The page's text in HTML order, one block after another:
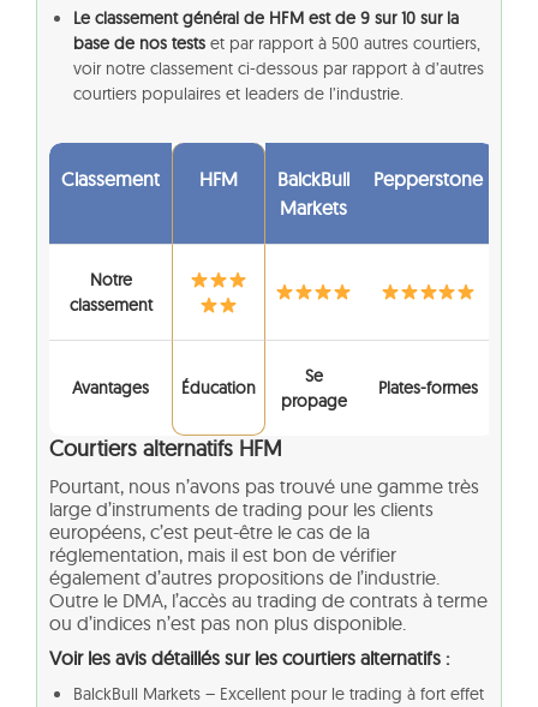
Le classement général de HFM est de 9 sur 10 sur la
base de nos tests et par rapport à 500 autres courtiers,
voir notre classement ci-dessous par rapport à d’autres
courtiers populaires et leaders de l’industrie.
Classement HFM
BalckBull
Markets
Pepperstone
Notre
classement
Avantages Éducation
Se
propage
Plates-formes
Courtiers alternatifs HFM
Pourtant, nous n’avons pas trouvé une gamme très
large d’instruments de trading pour les clients
européens, c’est peut-être le cas de la
réglementation, mais il est bon de vérifier
également d’autres propositions de l’industrie.
Outre le DMA, l’accès au trading de contrats à terme
ou d’indices n’est pas non plus disponible.
Voir les avis détaillés sur les courtiers alternatifs :
BalckBull Markets – Excellent pour le trading à fort effet